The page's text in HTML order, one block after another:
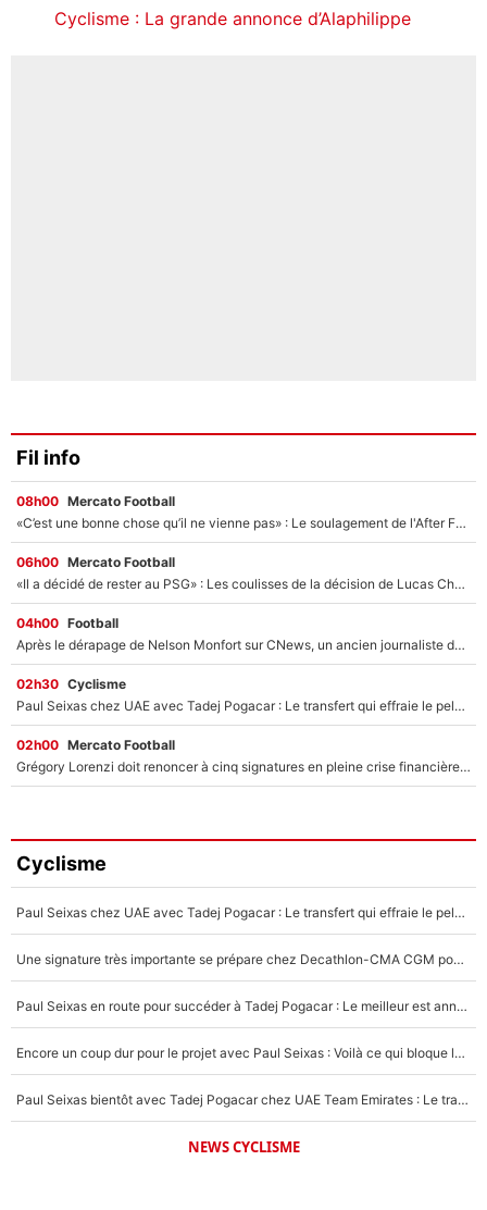
Cyclisme : La grande annonce d’Alaphilippe
Fil info
08h00 Mercato Football
«C’est une bonne chose qu’il ne vienne pas» : Le soulagement de l'After Foot après le transfert avorté de Yan Diomandé au PSG
06h00 Mercato Football
«Il a décidé de rester au PSG» : Les coulisses de la décision de Lucas Chevalier pour son transfert
04h00 Football
Après le dérapage de Nelson Monfort sur CNews, un ancien journaliste de France Télévisions relance la polémique sur les incendies en Gironde
02h30 Cyclisme
Paul Seixas chez UAE avec Tadej Pogacar : Le transfert qui effraie le peloton, «c’est la pire des choses qui puisse arriver»
02h00 Mercato Football
Grégory Lorenzi doit renoncer à cinq signatures en pleine crise financière : L’IA propose sept noms à l’OM pour un mercato réussi... à seulement 5M€ !
Cyclisme
Paul Seixas chez UAE avec Tadej Pogacar : Le transfert qui effraie le peloton, «c’est la pire des choses qui puisse arriver»
Une signature très importante se prépare chez Decathlon-CMA CGM pour aider Paul Seixas à gagner le Tour de France 2027
Paul Seixas en route pour succéder à Tadej Pogacar : Le meilleur est annoncé pour l’avenir de la pépite française
Encore un coup dur pour le projet avec Paul Seixas : Voilà ce qui bloque le transfert d’un coureur chez Decathlon-CMA CGM
Paul Seixas bientôt avec Tadej Pogacar chez UAE Team Emirates : Le transfert surprise qui se prépare après le Tour de France 2026 !
NEWS CYCLISME